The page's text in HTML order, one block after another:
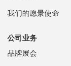
我们的愿景使命
公司业务
品牌展会